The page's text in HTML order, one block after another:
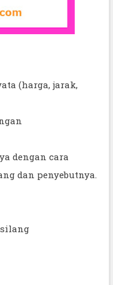
(harga, jarak,
dengan cara
dan penyebutnya.